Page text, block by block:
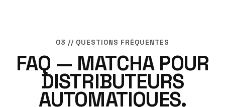
03 // QUESTIONS FRÉQUENTES
FAQ — MATCHA POUR
DISTRIBUTEURS
AUTOMATIQUES.